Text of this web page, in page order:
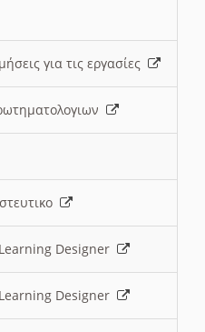
για τις εργασίες
Designer
Designer